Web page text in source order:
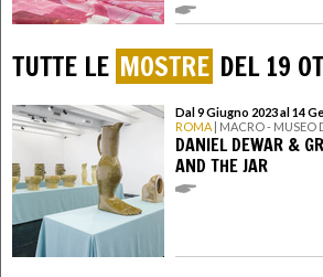
TUTTE LE MOSTRE DEL 19
Dal 9 Giugno 2023 al 14
ROMA | MACRO - MUSEO
DANIEL DEWAR &
AND THE JAR